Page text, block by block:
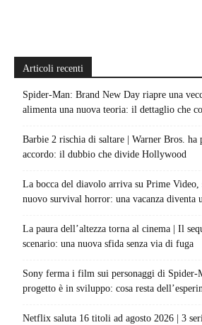
Articoli recenti
Spider-Man: Brand New Day riapre una
alimenta una nuova teoria: il dettaglio che
Barbie 2 rischia di saltare | Warner Bros. ha
accordo: il dubbio che divide Hollywood
La bocca del diavolo arriva su Prime
nuovo survival horror: una vacanza diventa
La paura dell’altezza torna al cinema | Il
scenario: una nuova sfida senza via di fuga
Sony ferma i film sui personaggi di Spider-
progetto è in sviluppo: cosa resta
Netflix saluta 16 titoli ad agosto 2026 | 3